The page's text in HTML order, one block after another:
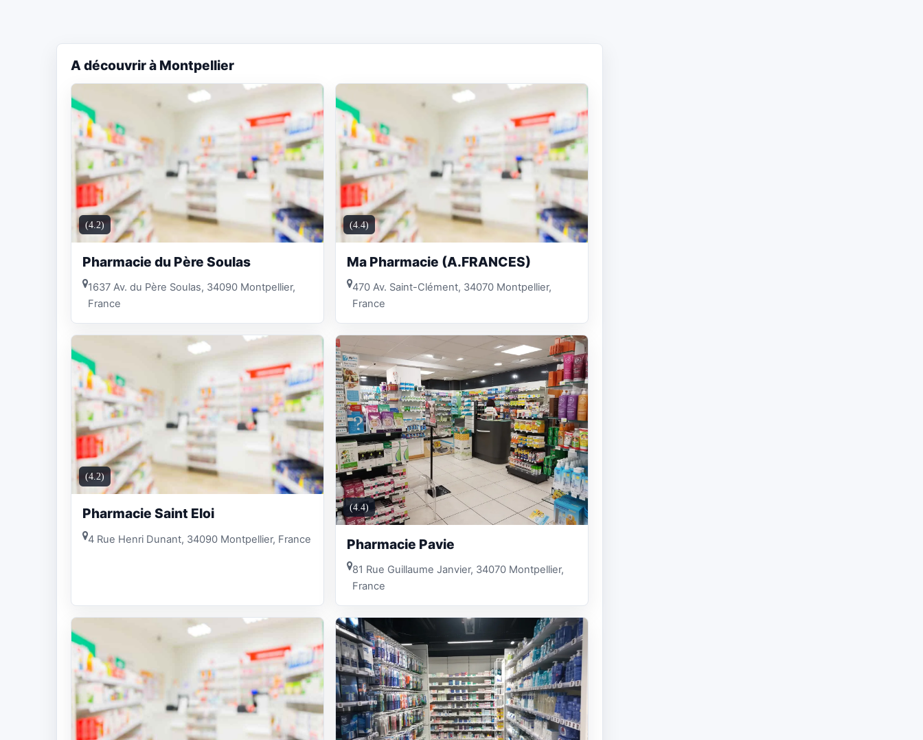
A découvrir à Montpellier
(4.2)
Pharmacie du Père Soulas
1637 Av. du Père Soulas, 34090 Montpellier,
France
(4.4)
Ma Pharmacie (A.FRANCES)
470 Av. Saint-Clément, 34070 Montpellier,
France
(4.2)
Pharmacie Saint Eloi
4 Rue Henri Dunant, 34090 Montpellier, France
(4.4)
Pharmacie Pavie
81 Rue Guillaume Janvier, 34070 Montpellier,
France